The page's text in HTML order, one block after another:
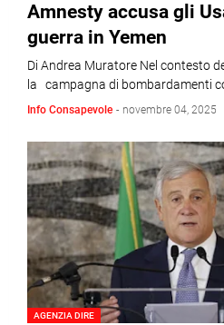
Amnesty accusa gli
guerra in Yemen
Di Andrea Muratore Nel contesto
la campagna di bombardamenti
Info Consapevole - novembre 04, 2025
AGENZIA DIRE